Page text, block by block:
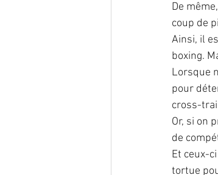
De
coup de
Ainsi, il
boxing.
Lorsque
pour
cross-
Or, si on
de
Et ceux-
tortue